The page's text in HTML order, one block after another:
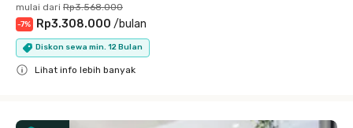
mulai dari Rp3.568.000
-7% Rp3.308.000 /bulan
Diskon sewa min. 12 Bulan
Lihat info lebih banyak